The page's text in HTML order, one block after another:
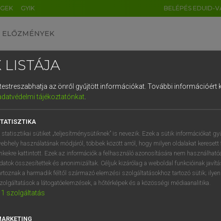
GYIK BELÉPÉS EDUID-
ELŐZMÉNYEK
nagyszótár
VAN ELŐFIZETÉSED?
megtekintéséhez.
LISTÁJA
az önről gyűjtött információkat. További információért
tájékoztatónkat.
statisztikai sütiket „teljesítménysütiknek” is nevezik. Ezek a sütik információkat
használatának módjáról, többek között arról, hogy milyen oldalakat keresett
kattintott. Ezek az információk a felhasználó azonosítására nem
összesítettek és anonimizáltak. Céljuk kizárólag a weboldal funkcióinak
a harmadik féltől származó elemzési szolgáltatásokhoz tartozó sütik;
a látogatóelemzések, a hőtérképek és a közösségi médiaanalitika.
1 szolgáltatás
DE CN FR ES IT NL
1 2 3 4 5 6 7 8 9
q w e r t z u i
a s d f g h j k l é
í y x c v b n m , .